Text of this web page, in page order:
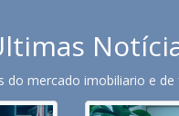
do mercado imobiliario e